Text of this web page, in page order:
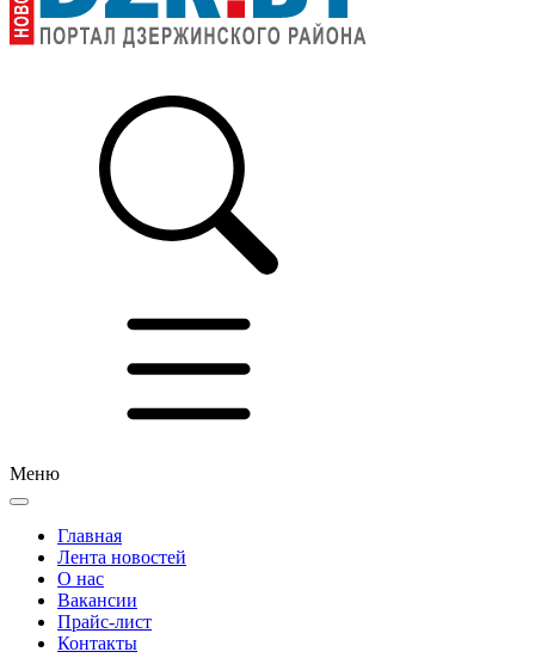
Меню
Главная
Лента новостей
О нас
Вакансии
Прайс-лист
Контакты